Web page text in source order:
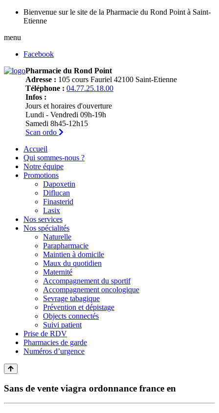
Bienvenue sur le site de la Pharmacie du Rond Point à Saint-
Etienne
menu
Facebook
Pharmacie du Rond Point
Adresse : 105 cours Fauriel 42100 Saint-Etienne
Téléphone : 04.77.25.18.00
Infos :
Jours et horaires d'ouverture
Lundi - Vendredi 09h-19h
Samedi 8h45-12h15
Scan ordo
Accueil
Qui sommes-nous ?
Notre équipe
Promotions
Dapoxetin
Diflucan
Finasterid
Lasix
Nos services
Nos spécialités
Naturelle
Parapharmacie
Maintien à domicile
Maux du quotidien
Maternité
Accompagnement du sportif
Accompagnement oncologique
Sevrage tabagique
Prévention et dépistage
Objects connectés
Suivi patient
Prise de RDV
Pharmacies de garde
Numéros d’urgence
Sans de vente viagra ordonnance france en